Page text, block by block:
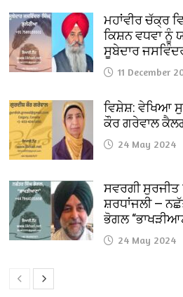
ਮਹਾਂਵੀਰ ਚੱਕ੍ਰ
ਕਿਸ਼ਨ ਵਧਵਾ
ਸੂਬੇਦਾਰ
11 December
ਵਿਸ਼ੇਸ਼: ਵੇਖਿਆ
ਕੌਰ ਗਰੇਵਾਲ
24 May 2024
ਸਵਰਗੀ ਸੁਰਜੀਤ
ਸ਼ਰਧਾਂਜਲੀ —
ਭੋਗਲ
24 May 2024